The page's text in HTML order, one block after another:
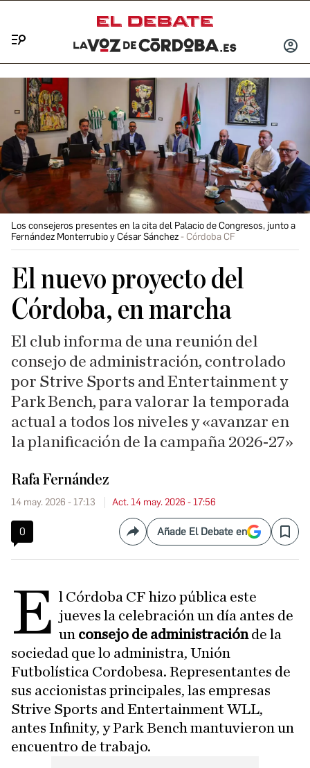
INICIAR
Los consejeros presentes en la cita del Palacio de Congresos, junto a
Fernández Monterrubio y César Sánchez
Córdoba CF
El nuevo proyecto del
Córdoba, en marcha
El club informa de una reunión del
consejo de administración, controlado
por Strive Sports and Entertainment y
Park Bench, para valorar la temporada
actual a todos los niveles y «avanzar en
la planificación de la campaña 2026-27»
Rafa Fernández
14 may. 2026 - 17:13 Act. 14 may. 2026 - 17:56
0 CompartirAñade El Debate en Save
E l Córdoba CF hizo pública este
jueves la celebración un día antes de
un consejo de administraciónde la
sociedad que lo administra, Unión
Futbolística Cordobesa. Representantes de
sus accionistas principales, las empresas
Strive Sports and Entertainment WLL,
antes Infinity, y Park Bench mantuvieron un
encuentro de trabajo.